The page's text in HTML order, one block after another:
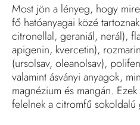
Most jön a lényeg, hogy
fő hatóanyagai közé
citronellal, geraniál, nerál),
apigenin, kvercetin),
(ursolsav, oleanolsav),
valamint ásványi anyagok,
magnézium és mangán.
felelnek a citromfű sokoldalú